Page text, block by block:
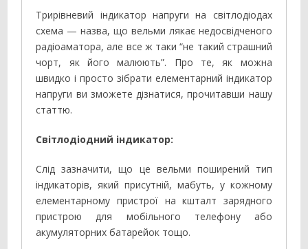
Трирівневий індикатор напруги на світлодіодах
схема — назва, що вельми лякає недосвідченого
радіоаматора, але все ж таки “не такий страшний
чорт, як його малюють”. Про те, як можна
швидко і просто зібрати елементарний індикатор
напруги ви зможете дізнатися, прочитавши нашу
статтю.
Світлодіодний індикатор:
Слід зазначити, що це вельми поширений тип
індикаторів, який присутній, мабуть, у кожному
елементарному пристрої на кшталт зарядного
пристрою для мобільного телефону або
акумуляторних батарейок тощо.